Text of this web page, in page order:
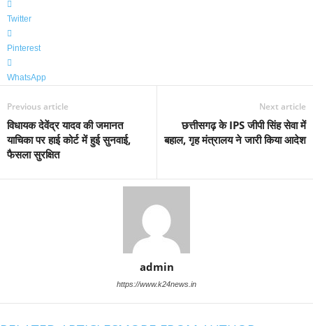
Twitter
Pinterest
WhatsApp
Previous article
विधायक देवेंद्र यादव की जमानत
याचिका पर हाई कोर्ट में हुई सुनवाई,
फैसला सुरक्षित
Next article
छत्तीसगढ़ के IPS जीपी सिंह सेवा में
बहाल, गृह मंत्रालय ने जारी किया आदेश
admin
https://www.k24news.in